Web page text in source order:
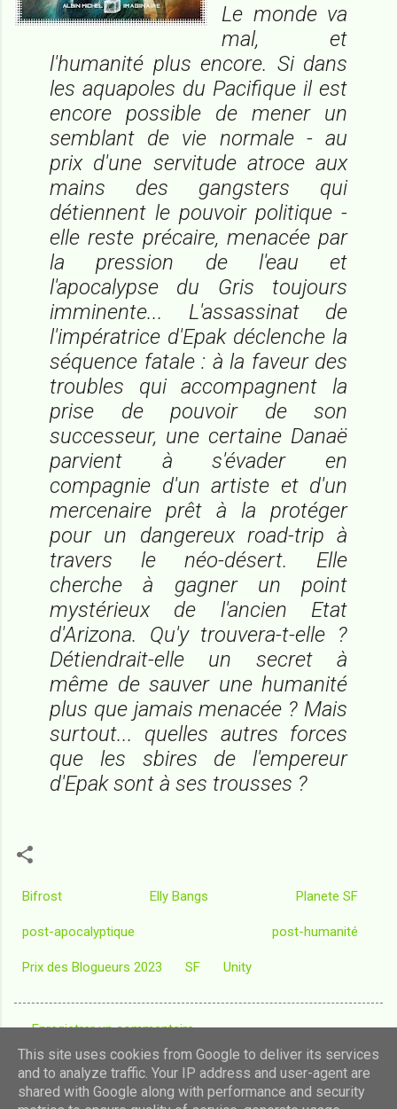
Le monde va
mal, et
l'humanité plus encore. Si dans
les aquapoles du Pacifique il est
encore possible de mener un
semblant de vie normale - au
prix d'une servitude atroce aux
mains des gangsters qui
détiennent le pouvoir politique -
elle reste précaire, menacée par
la pression de l'eau et
l'apocalypse du Gris toujours
imminente... L'assassinat de
l'impératrice d'Epak déclenche la
séquence fatale : à la faveur des
troubles qui accompagnent la
prise de pouvoir de son
successeur, une certaine Danaë
parvient à s'évader en
compagnie d'un artiste et d'un
mercenaire prêt à la protéger
pour un dangereux road-trip à
travers le néo-désert. Elle
cherche à gagner un point
mystérieux de l'ancien Etat
d'Arizona. Qu'y trouvera-t-elle ?
Détiendrait-elle un secret à
même de sauver une humanité
plus que jamais menacée ? Mais
surtout... quelles autres forces
que les sbires de l'empereur
d'Epak sont à ses trousses ?
Bifrost Elly Bangs Planete SF
post-apocalyptique post-humanité
Prix des Blogueurs 2023 SF Unity
C
o
m
Enregistrer un commentaire
This site uses cookies from Google to deliver its services
and to analyze traffic. Your IP address and user-agent are
shared with Google along with performance and security